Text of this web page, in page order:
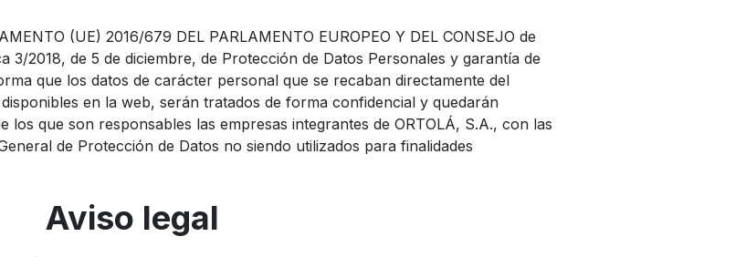
(UE) 2016/679 DEL PARLAMENTO EUROPEO Y DEL CONSEJO de
3/2018, de 5 de diciembre, de Protección de Datos Personales y garantía de
que los datos de carácter personal que se recaban directamente del
en la web, serán tratados de forma confidencial y quedarán
que son responsables las empresas integrantes de ORTOLÁ, S.A., con las
de Protección de Datos no siendo utilizados para finalidades
Aviso legal